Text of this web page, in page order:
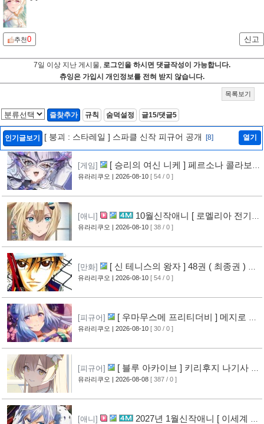
추천0 신고
7일 이상 지난 게시물, 로그인을 하시면 댓글작성이 가능합니다.
츄잉은 가입시 개인정보를 전혀 받지 않습니다.
목록보기
즐찾추가 규칙 숨덕설정 글15/댓글5
인기글보기 [ 붕괴 : 스타레일 ] 스파클 신작 피규어 공개 [8] 열기
[게임]
[ 승리의 여신 니케 ] 페르소나 콜라보
레이션 이벤트 공개
유라리쿠오 | 2026-08-10 [ 54 / 0 ]
[애니]
10월신작애니 [ 로멜리아 전기 ]
PV 영상 공개
유라리쿠오 | 2026-08-10 [ 38 / 0 ]
[만화]
[ 신 테니스의 왕자 ] 48권 ( 최종권 ) 표
지 공개
유라리쿠오 | 2026-08-10 [ 54 / 0 ]
[피규어]
[ 우마무스메 프리티더비 ] 메지로 아
르당 신작 피규어 공개
유라리쿠오 | 2026-08-10 [ 30 / 0 ]
[피규어]
[ 블루 아카이브 ] 키리후지 나기사 신
작 피규어 공개 [11]
유라리쿠오 | 2026-08-08 [ 387 / 0 ]
[애니]
2027년 1월신작애니 [ 이세계 전